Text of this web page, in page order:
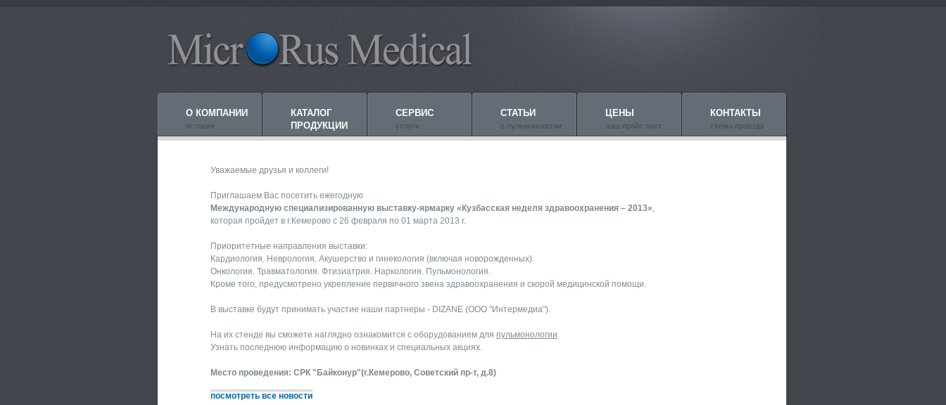
О КОМПАНИИ
история
КАТАЛОГ
ПРОДУКЦИИ
СЕРВИС
услуги
СТАТЬИ
о пульмонологии
ЦЕНЫ
наш прайс лист
КОНТАКТЫ
схема проезда
Уважаемые друзья и коллеги!
Приглашаем Вас посетить ежегодную
Международную специализированную выставку-ярмарку «Кузбасская неделя здравоохранения – 2013»,
которая пройдет в г.Кемерово с 26 февраля по 01 марта 2013 г.
Приоритетные направления выставки:
Кардиология. Неврология. Акушерство и гинекология (включая новорожденных).
Онкология. Травматология. Фтизиатрия. Наркология. Пульмонология.
Кроме того, предусмотрено укрепление первичного звена здравоохранения и скорой медицинской помощи.
В выставке будут принимать участие наши партнеры - DIZANE (ООО "Интермедиа").
На их стенде вы сможете наглядно ознакомится с оборудованием для пульмонологии.
Узнать последнюю информацию о новинках и специальных акциях.
Место проведения: СРК "Байконур"(г.Кемерово, Советский пр-т, д.8)
посмотреть все новости